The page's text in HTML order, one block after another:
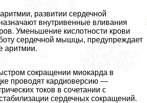
развитии сердечной
внутривенные вливания
Уменьшение кислотности крови
сердечной мышцы, предупреждает
аритмии.
сокращении миокарда в
проводят кардиоверсию —
токов в сочетании с
сердечных сокращений.